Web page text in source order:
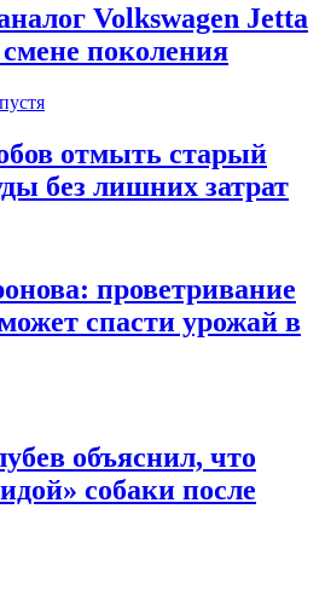
Volkswagen Jetta
поколения
отмыть старый
без лишних затрат
проветривание
спасти урожай в
объяснил, что
собаки после